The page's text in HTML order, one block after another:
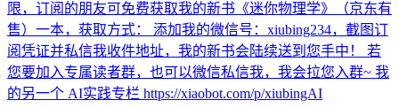
限，订阅的朋友可免费获取我的新书《迷你物理学》（京东有
售）一本，获取方式： 添加我的微信号：xiubing234，截图订
阅凭证并私信我收件地址，我的新书会陆续送到您手中！ 若
您要加入专属读者群，也可以微信私信我，我会拉您入群~ 我
的另一个 AI实践专栏 https://xiaobot.com/p/xiubingAI